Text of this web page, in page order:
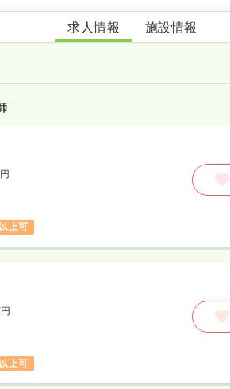
護療舎
求人情報 施設情報
上可
上可